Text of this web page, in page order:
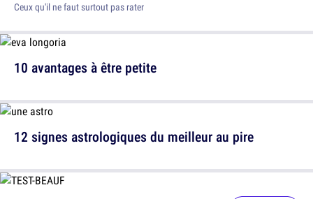
Ceux qu'il ne faut surtout pas rater
10 avantages à être petite
12 signes astrologiques du meilleur au pire